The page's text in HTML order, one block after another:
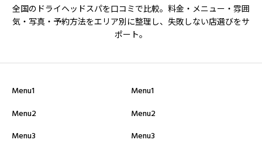
ニックネーム 必須
総合評価
全国のドライヘッドスパを口コミで比較。料金・メニュー・雰囲
気・写真・予約方法をエリア別に整理し、失敗しない店選びをサ
ポート。
Menu1
Menu2
Menu3
Menu1
Menu2
Menu3